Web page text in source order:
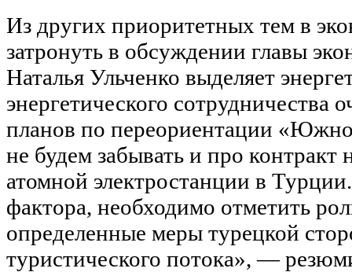
Из других приоритетных тем в
затронуть в обсуждении главы
Наталья Ульченко выделяет
энергетического сотрудничества
планов по переориентации
не будем забывать и про контракт
атомной электростанции в
фактора, необходимо отметить
определенные меры турецкой
туристического потока», —